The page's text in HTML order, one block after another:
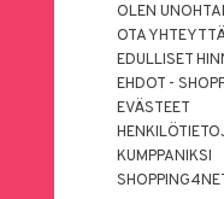
OLEN
OTA
EDULLISET
EHDOT -
EVÄSTEET
KUMPPANIKSI